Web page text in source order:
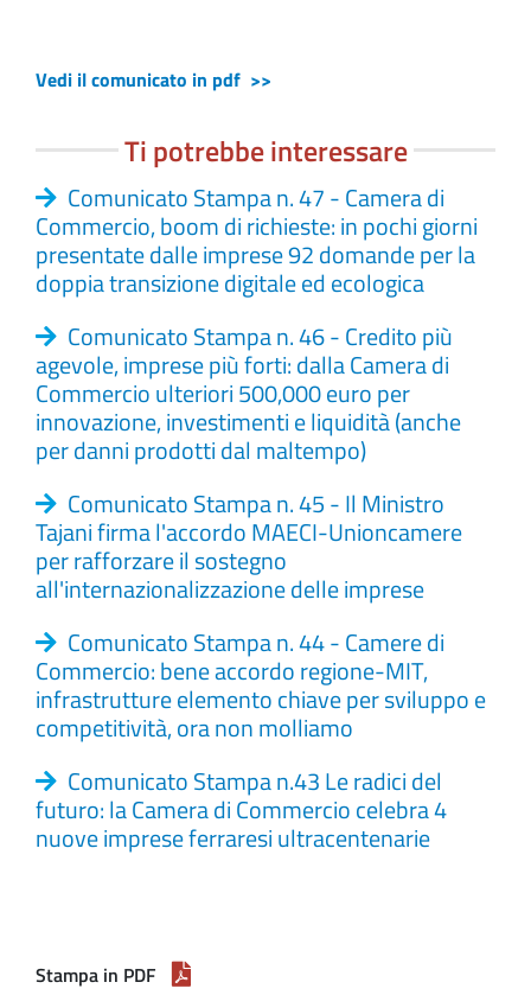
Vedi il comunicato in pdf >>
Ti potrebbe interessare
Comunicato Stampa n. 47 - Camera di
Commercio, boom di richieste: in pochi giorni
presentate dalle imprese 92 domande per la
doppia transizione digitale ed ecologica
Comunicato Stampa n. 46 - Credito più
agevole, imprese più forti: dalla Camera di
Commercio ulteriori 500,000 euro per
innovazione, investimenti e liquidità (anche
per danni prodotti dal maltempo)
Comunicato Stampa n. 45 - Il Ministro
Tajani firma l'accordo MAECI-Unioncamere
per rafforzare il sostegno
all'internazionalizzazione delle imprese
Comunicato Stampa n. 44 - Camere di
Commercio: bene accordo regione-MIT,
infrastrutture elemento chiave per sviluppo e
competitività, ora non molliamo
Comunicato Stampa n.43 Le radici del
futuro: la Camera di Commercio celebra 4
nuove imprese ferraresi ultracentenarie
Stampa in PDF